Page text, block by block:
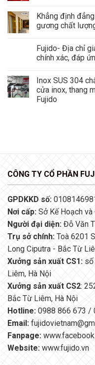
Khẳng định
gương chất
Fujido- Địa chỉ
chính xác, đáp
Inox SUS 304
cửa inox, thang
Fujido
CÔNG TY CỔ PHẦN
GPDKKD số:
Nơi cấp: Sở Kế Hoạch
Người đại diện: Đỗ Văn
Trụ sở chính: Toà 6201
Long Ciputra - Bắc Từ
Xưởng sản xuất CS1: số
Liêm, Hà Nội
Xưởng sản xuất CS2:
Bắc Từ Liêm, Hà Nội
Hotline:0988 866 673 /
Email:
Fanpage:
Website: www.fujido.vn